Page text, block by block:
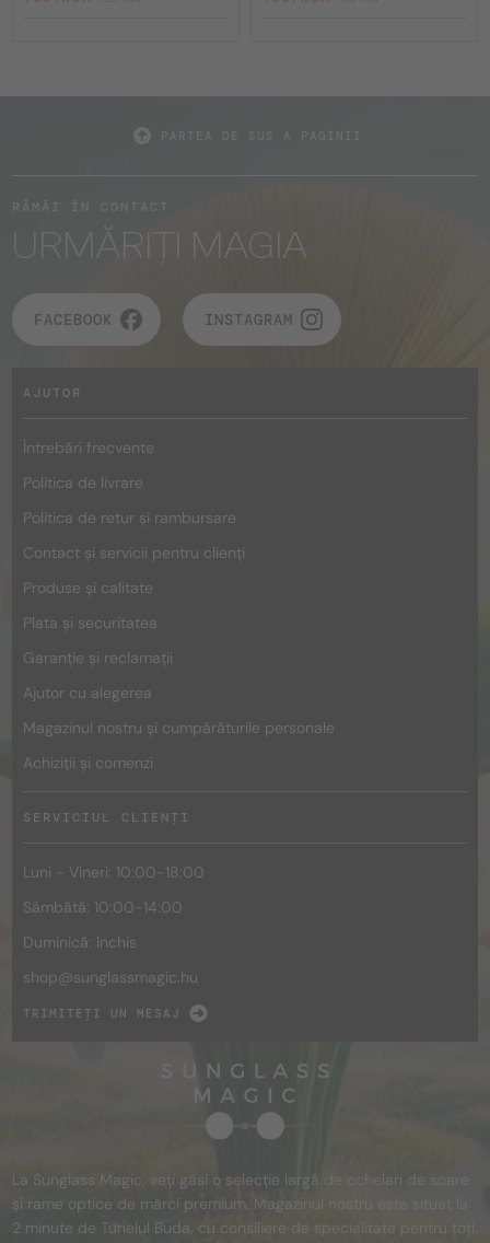
URMĂRIȚI MAGIA
FACEBOOK INSTAGRAM
AJUTOR
Întrebări frecvente
Politica de livrare
Politica de retur și rambursare
Contact și servicii pentru clienți
Produse și calitate
Plata și securitatea
Garanție și reclamații
Ajutor cu alegerea
Magazinul nostru și cumpărăturile personale
Achiziții și comenzi
SERVICIUL CLIENȚI
Luni - Vineri: 10:00-18:00
Sâmbătă: 10:00-14:00
Duminică: închis
shop@sunglassmagic.hu
TRIMITEȚI UN MESAJ
La Sunglass Magic, veți găsi o selecție largă de ochelari de soare
și rame optice de mărci premium. Magazinul nostru este situat la
2 minute de Tunelul Buda, cu consiliere de specialitate pentru toți.